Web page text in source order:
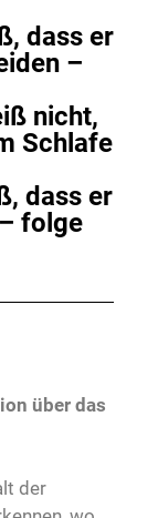
dass er
–
nicht,
Schlafe
dass er
folge
über das
der